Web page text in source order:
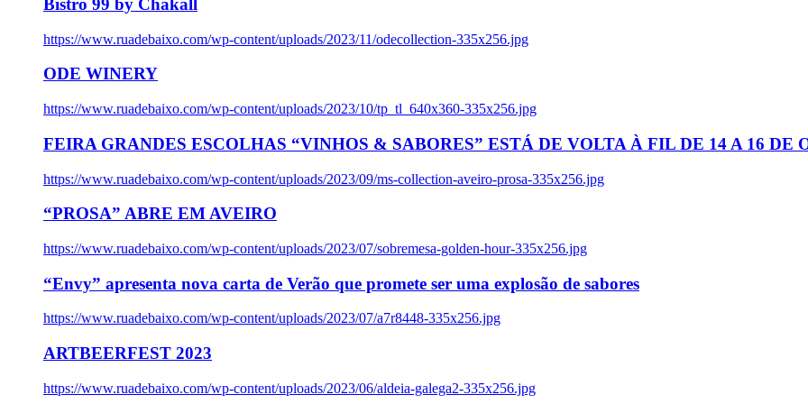
Bistro 99 by Chakall
https://www.ruadebaixo.com/wp-content/uploads/2023/11/odecollection-335x256.jpg
ODE WINERY
https://www.ruadebaixo.com/wp-content/uploads/2023/10/tp_tl_640x360-335x256.jpg
FEIRA GRANDES ESCOLHAS “VINHOS & SABORES” ESTÁ DE VOLTA À FIL DE 14 A 16 DE
https://www.ruadebaixo.com/wp-content/uploads/2023/09/ms-collection-aveiro-prosa-335x256.jpg
“PROSA” ABRE EM AVEIRO
https://www.ruadebaixo.com/wp-content/uploads/2023/07/sobremesa-golden-hour-335x256.jpg
“Envy” apresenta nova carta de Verão que promete ser uma explosão de sabores
https://www.ruadebaixo.com/wp-content/uploads/2023/07/a7r8448-335x256.jpg
ARTBEERFEST 2023
https://www.ruadebaixo.com/wp-content/uploads/2023/06/aldeia-galega2-335x256.jpg